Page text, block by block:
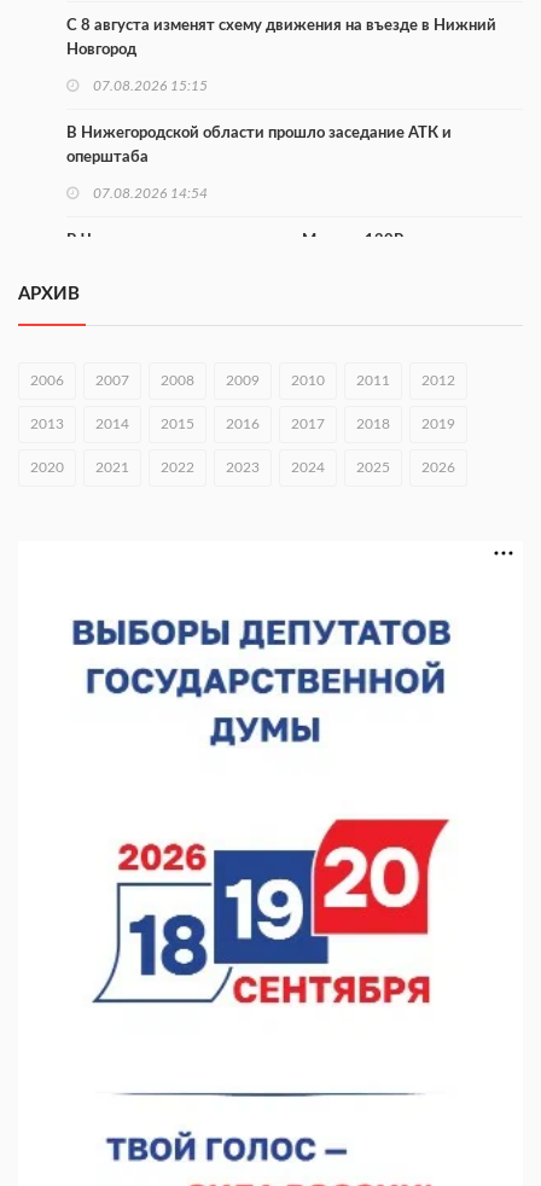
С 8 августа изменят схему движения на въезде в Нижний
Новгород
07.08.2026 15:15
В Нижегородской области прошло заседание АТК и
оперштаба
07.08.2026 14:54
В Чкаловске спустили на воду «Метеор-120Р»
В Нижегородской области выбрали лучшего лесного
07.08.2026 13:48
В Нижнем Новгороде отметили 70-летие Дня строителя
07.08.2026 13:15
В Нижнем Новгороде прошло совещание Росгвардии
покраской телебашни
07.08.2026 11:20
В автобусах Арзамаса устанавливают терминалы оплаты
07.08.2026 11:03
АРХИВ
2006 2007 2008 2009 2010 2011 2012
2013 2014 2015 2016 2017 2018 2019
2020 2021 2022 2023 2024 2025 2026